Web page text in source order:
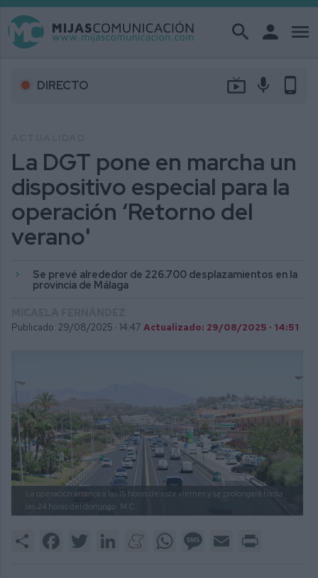
search person menu
DIRECTO live_tv mic phone_android
La DGT pone en marcha un
dispositivo especial para la
operación ‘Retorno del
verano'
Se prevé alrededor de 226.700 desplazamientos en la
provincia de Málaga
Publicado: 29/08/2025 · 14:47 Actualizado: 29/08/2025 · 14:51
La operación arranca a las 15 horas de este viernes y se prolongará hasta
las 24 horas del domingo. M.C.
Share FacebookTwitter LinkedInMeneameWhatsAppMessage
Email